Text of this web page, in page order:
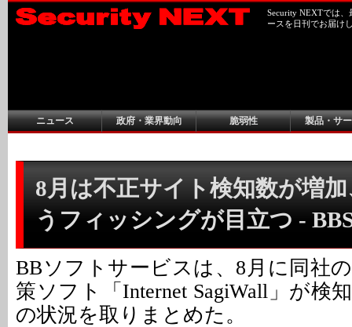
Security NEXTでは
ースを日刊でお届け
ニュース 政府・業界動向 脆弱性 製品・サ
8月は不正サイト検知数が増
うフィッシングが目立つ -
BBソフトサービスは、8月に同社
策ソフト「Internet SagiWall」が検
の状況を取りまとめた。